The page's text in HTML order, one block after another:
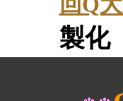
製化